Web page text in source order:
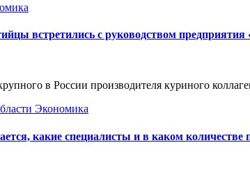
встретились с руководством
в России производителя куриного
Экономика
какие специалисты и в каком количестве